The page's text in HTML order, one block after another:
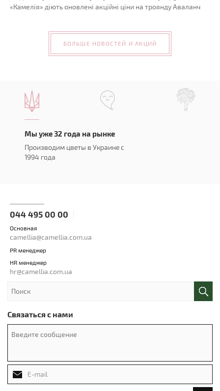
«Камелія» діють оновлені акційні ціни на троянду Аваланч
БОЛЬШЕ НОВОСТЕЙ И АКЦИЙ
Мы уже 32 года на рынке
Производим цветы в Украине с
1994 года
044 495 00 00
Основная
camellia@camellia.com.ua
PR менеджер
HR менеджер
hr@camellia.com.ua
Связаться с нами